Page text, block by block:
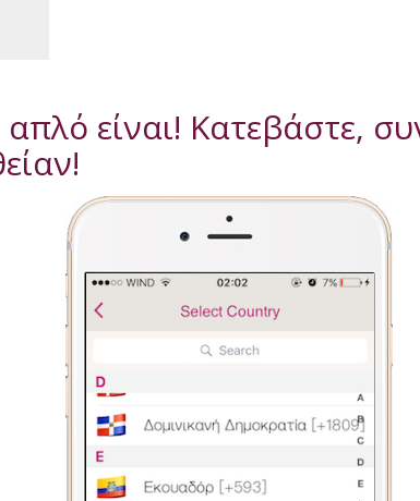
είναι! Κατεβάστε,